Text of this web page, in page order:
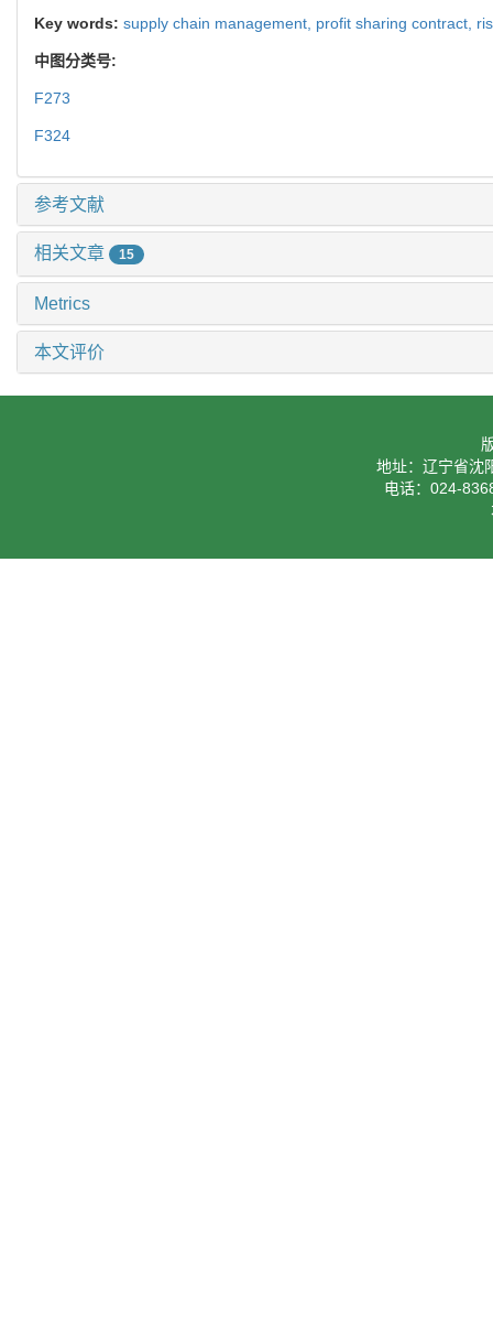
Key words: supply chain management, profit sharing contract,
中图分类号:
F273
F324
参考文献
相关文章 15
Metrics
本文评价
地址：辽宁省沈
电话：024-